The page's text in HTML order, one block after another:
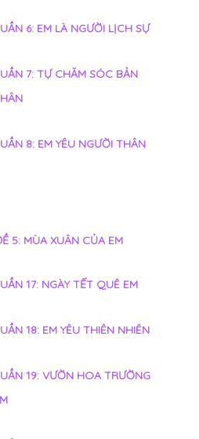
6: EM LÀ NGƯỜI LỊCH SỰ
7: TỰ CHĂM SÓC BẢN
8: EM YÊU NGƯỜI THÂN
5: MÙA XUÂN CỦA EM
17: NGÀY TẾT QUÊ EM
18: EM YÊU THIÊN NHIÊN
19: VƯỜN HOA TRƯỜNG